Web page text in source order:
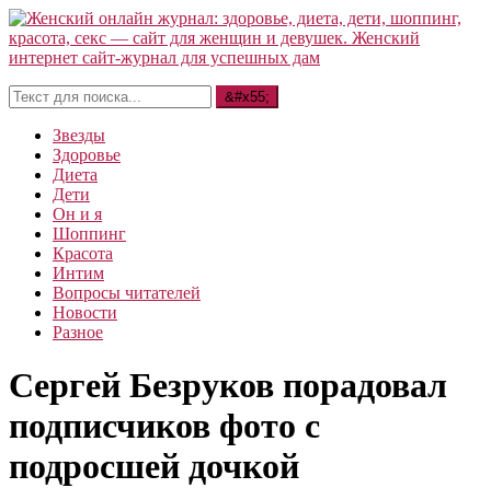
Звезды
Здоровье
Диета
Дети
Он и я
Шоппинг
Красота
Интим
Вопросы читателей
Новости
Разное
Сергей Безруков порадовал
подписчиков фото с
подросшей дочкой